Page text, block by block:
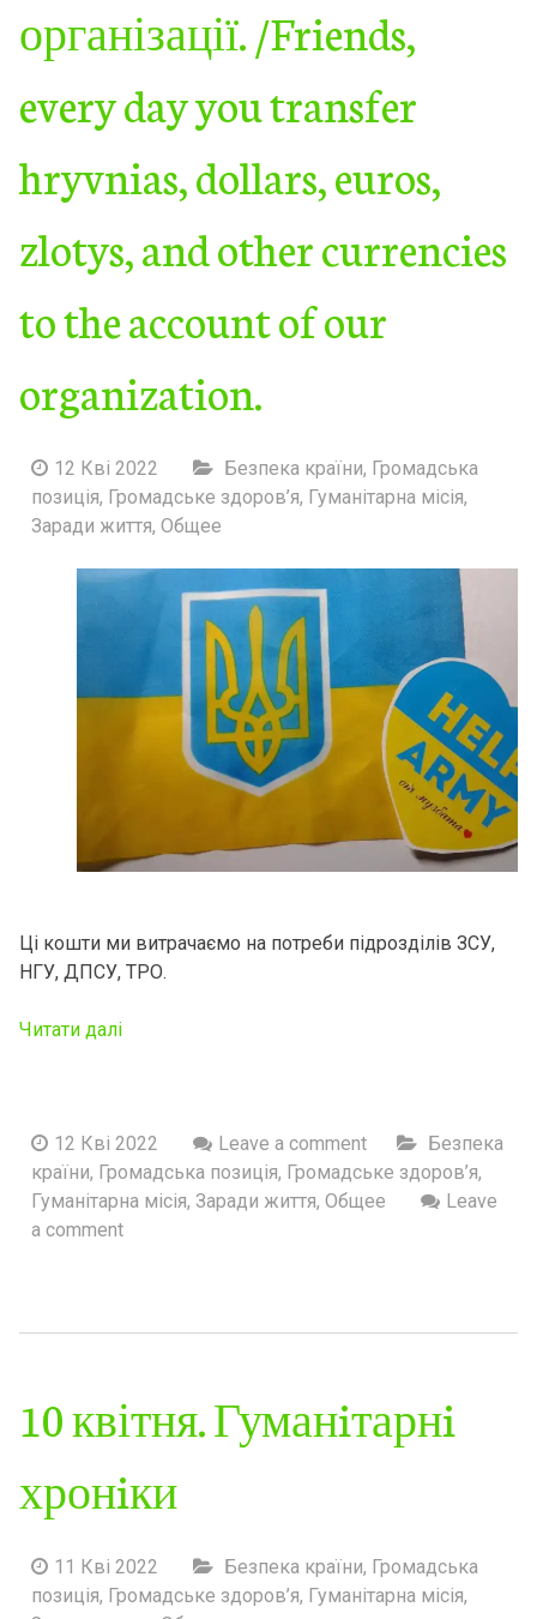
організації. /Friends,
every day you transfer
hryvnias, dollars, euros,
zlotys, and other currencies
to the account of our
organization.
12 Кві 2022 Безпека країни, Громадська
позиція, Громадське здоров’я, Гуманітарна місія,
Заради життя, Общее
Ці кошти ми витрачаємо на потреби підрозділів ЗСУ,
НГУ, ДПСУ, ТРО.
Читати далі
12 Кві 2022 Leave a comment
Безпека
країни, Громадська позиція, Громадське здоров’я,
Гуманітарна місія, Заради життя, Общее
Leave
a comment
10 квітня. Гуманiтарнi
хронiки
11 Кві 2022 Безпека країни, Громадська
позиція, Громадське здоров’я, Гуманітарна місія,